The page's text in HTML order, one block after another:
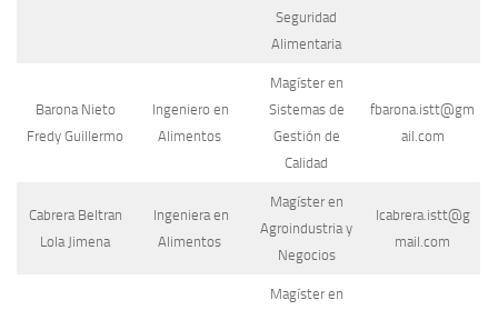
Seguridad
Alimentaria
Barona Nieto
Fredy Guillermo
Ingeniero en
Alimentos
Magíster en
Sistemas de
Gestión de
Calidad
fbarona.istt@gm
ail.com
Cabrera Beltran
Lola Jimena
Ingeniera en
Alimentos
Magíster en
Agroindustria y
Negocios
lcabrera.istt@g
mail.com
Magíster en